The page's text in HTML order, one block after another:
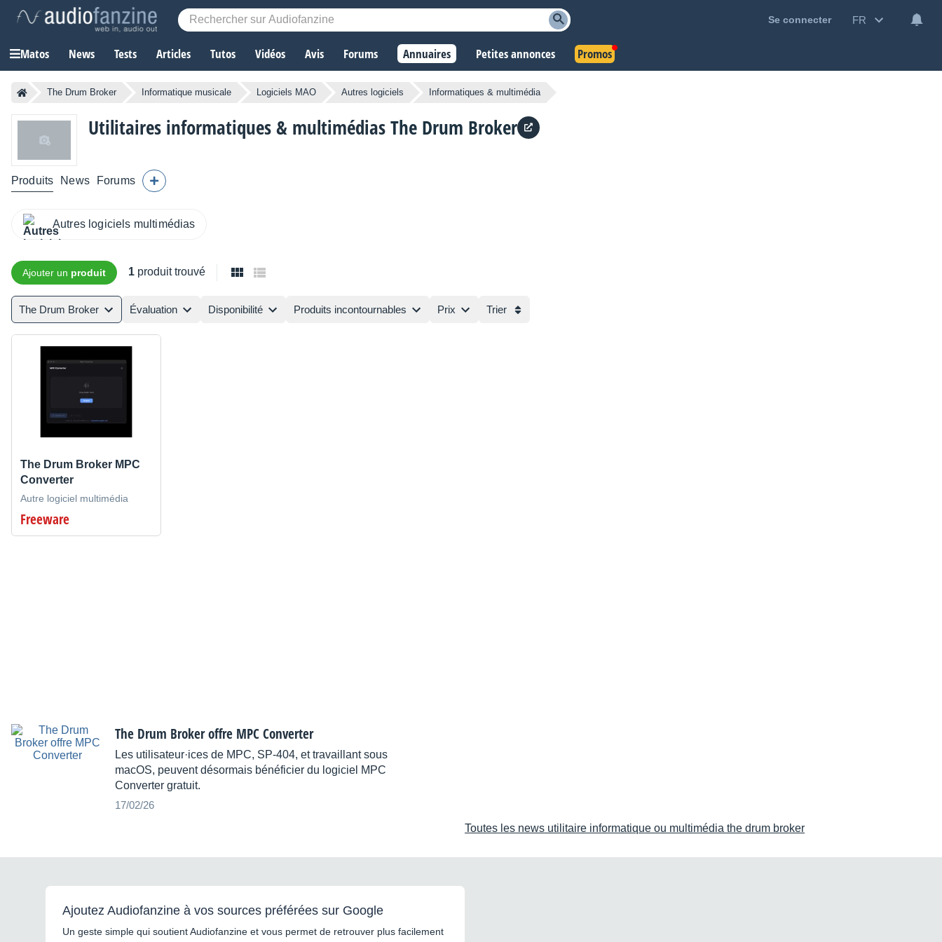
Se connecter FR
Matos News Tests Articles Tutos Vidéos Avis Forums Annuaires Petites annonces Promos
The Drum Broker Informatique musicale Logiciels MAO Autres logiciels Informatiques & multimédia
Utilitaires informatiques & multimédiasThe Drum Broker
Produits News Forums
Autres logiciels multimédias
Ajouter un produit 1 produit trouvé
The Drum Broker Évaluation Disponibilité Produits incontournables Prix Trier
The Drum Broker MPC
Converter
Autre logiciel multimédia
Freeware
The Drum Broker offre MPC Converter
Les utilisateur·ices de MPC, SP-404, et travaillant sous
macOS, peuvent désormais bénéficier du logiciel MPC
Converter gratuit.
17/02/26
Toutes les news utilitaire informatique ou multimédia the drum broker
Ajoutez Audiofanzine à vos sources préférées sur Google
Un geste simple qui soutient Audiofanzine et vous permet de retrouver plus facilement